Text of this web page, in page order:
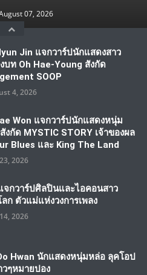
07, 2026
Jin แจกวาร์ปนักแสดงสาว
บท Oh Hae-Young สังกัด
SOOP
4, 2026
Won แจกวาร์ปนักแสดงหนุ่ม
งกัด MYSTIC STORY เจ้าของผล
Blues และ King The Land
2026
จกวาร์ปศิลปินและไอคอนสาว
ก ตัวแม่แห่งวงการเพลง
2026
Hwan นักแสดงหนุ่มหล่อ ลุคโอป
ๆหมายปอง